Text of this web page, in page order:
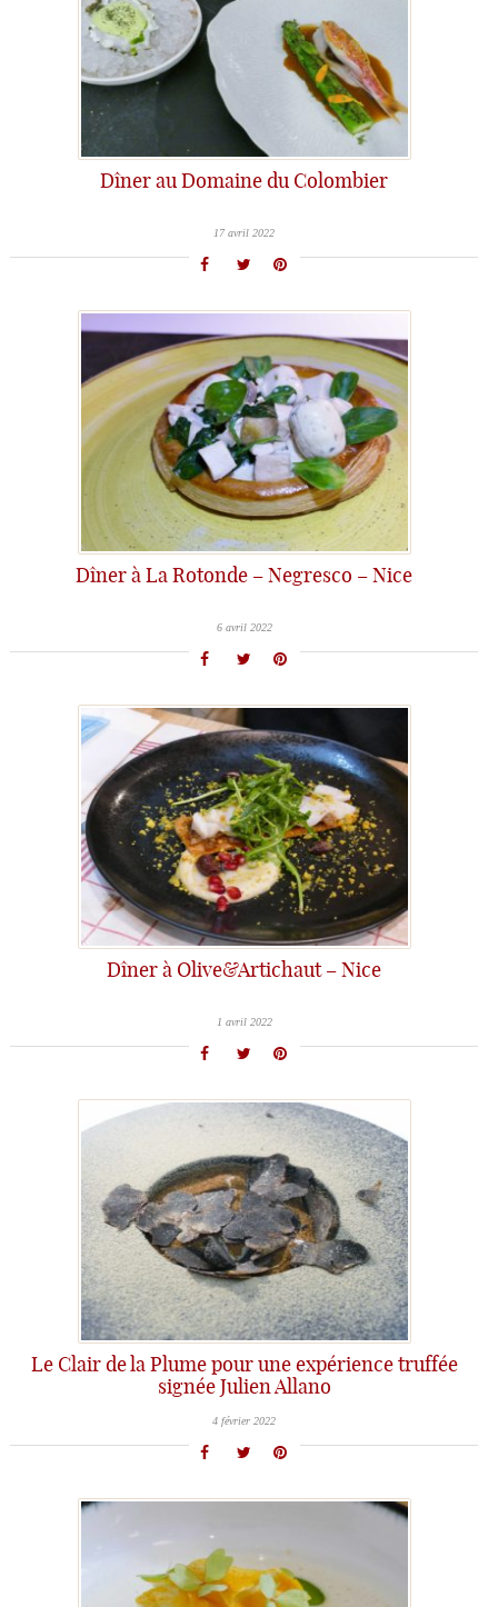
Dîner au Domaine du Colombier
17 avril 2022
Dîner à La Rotonde – Negresco – Nice
6 avril 2022
Dîner à Olive&Artichaut – Nice
1 avril 2022
Le Clair de la Plume pour une expérience truffée
signée Julien Allano
4 février 2022